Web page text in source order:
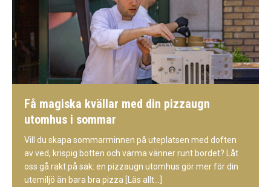
Få magiska kvällar med din pizzaugn
utomhus i sommar
Vill du skapa sommarminnen på uteplatsen med doften
av ved, krispig botten och varma vänner runt bordet? Låt
oss gå rakt på sak: en pizzaugn utomhus gör mer för din
utemiljö än bara bra pizza [Läs allt...]